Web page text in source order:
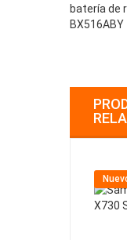
batería de
BX516ABY